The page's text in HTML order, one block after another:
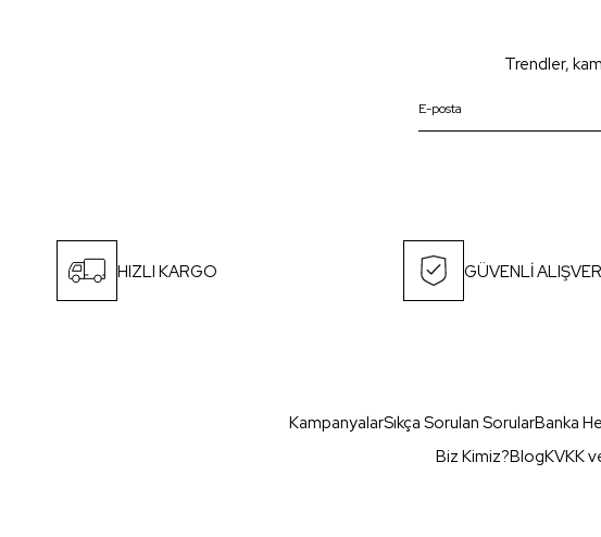
Trendler,
HIZLI KARGO GÜVENLİ
KampanyalarSıkça Sorulan SorularBanka
Biz Kimiz?BlogKVKK